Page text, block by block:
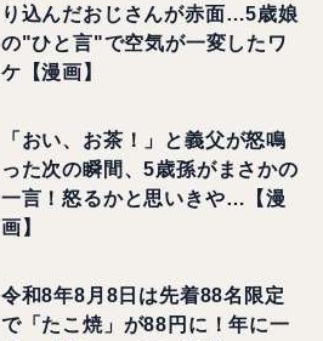
り込んだおじさんが赤面…5歳娘
の"ひと言"で空気が一変したワ
ケ【漫画】
「おい、お茶！」と義父が怒鳴
った次の瞬間、5歳孫がまさかの
一言！怒るかと思いきや…【漫
画】
令和8年8月8日は先着88名限定
で「たこ焼」が88円に！年に一